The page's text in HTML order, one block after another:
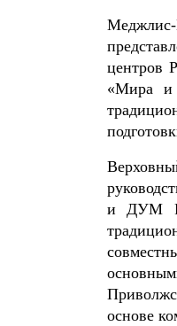
центров
«Мира и
и ДУМ
основе